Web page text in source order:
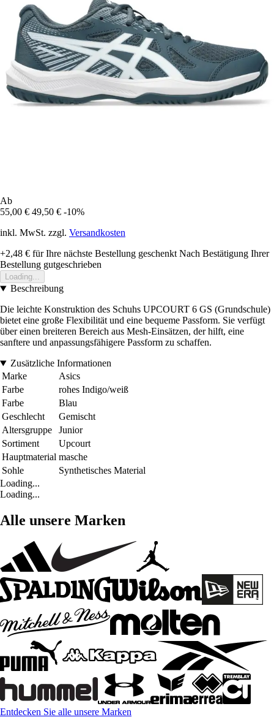
Ab
55,00 € 49,50 € -10%
inkl. MwSt. zzgl. Versandkosten
+2,48 € für Ihre nächste Bestellung geschenkt Nach Bestätigung Ihrer
Bestellung gutgeschrieben
Loading...
Beschreibung
Die leichte Konstruktion des Schuhs UPCOURT 6 GS (Grundschule)
bietet eine große Flexibilität und eine bequeme Passform. Sie verfügt
über einen breiteren Bereich aus Mesh-Einsätzen, der hilft, eine
sanftere und anpassungsfähigere Passform zu schaffen.
Zusätzliche Informationen
Marke
Asics
Farbe
rohes Indigo/weiß
Farbe
Blau
Geschlecht
Gemischt
Altersgruppe
Junior
Sortiment
Upcourt
Hauptmaterial masche
Sohle
Synthetisches Material
Loading...
Loading...
Alle unsere Marken
Entdecken Sie alle unsere Marken